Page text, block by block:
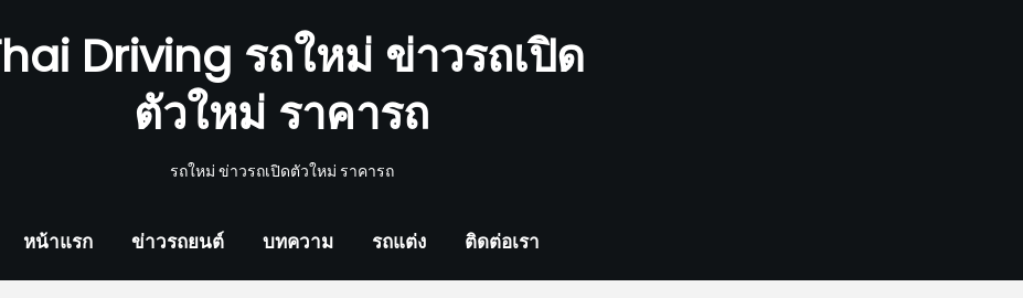
Driving รถใหม่ ข่าวรถเปิด
ตัวใหม่ ราคารถ
รถใหม่ ข่าวรถเปิดตัวใหม่ ราคารถ
หน้าแรก ข่าวรถยนต์ บทความ รถแต่ง ติดต่อเรา